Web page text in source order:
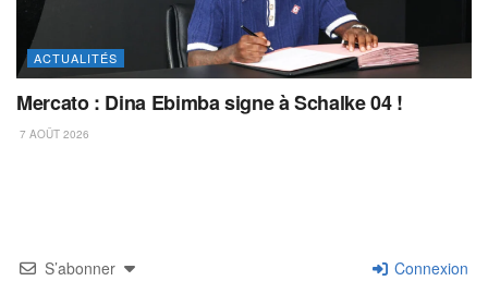
ACTUALITÉS
Mercato : Dina Ebimba signe à Schalke 04 !
7 AOÛT 2026
S’abonner Connexion